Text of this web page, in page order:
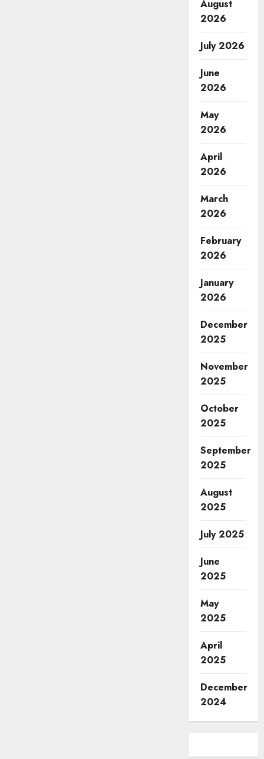
August
2026
July 2026
June
2026
May
2026
April
2026
March
2026
February
2026
January
2026
December
2025
November
2025
October
2025
September
2025
August
2025
July 2025
June
2025
May
2025
April
2025
December
2024